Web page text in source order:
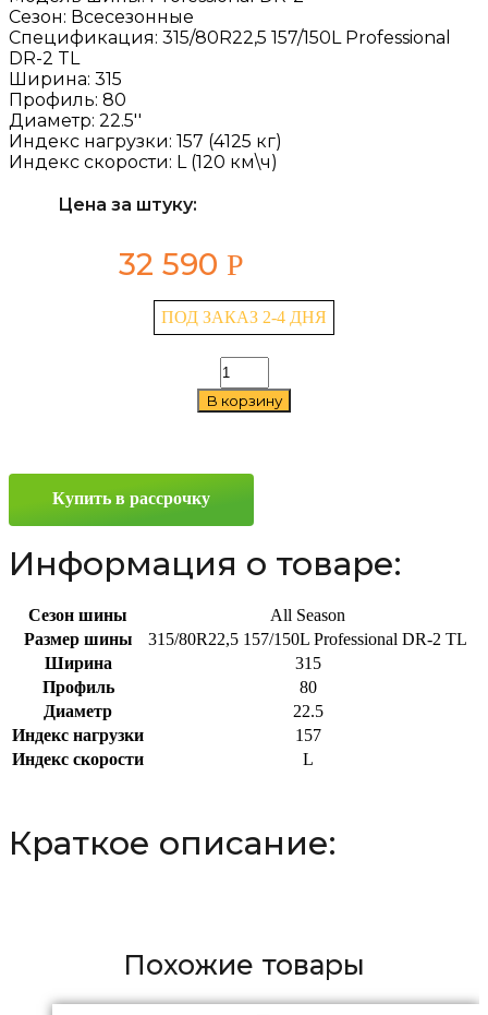
Сезон: Всесезонные
Спецификация: 315/80R22,5 157/150L Professional
DR-2 TL
Ширина: 315
Профиль: 80
Диаметр: 22.5''
Индекс нагрузки: 157 (4125 кг)
Индекс скорости: L (120 км\ч)
Цена за штуку:
32 590 Р
ПОД ЗАКАЗ 2-4 ДНЯ
Количество
товара
Cordiant
315/80
157/150L
В корзину
Купить в рассрочку
Информация о товаре:
Сезон шины
All Season
Размер шины
315/80R22,5 157/150L Professional DR-2 TL
Ширина
315
Профиль
80
Диаметр
22.5
Индекс нагрузки
157
Индекс скорости
L
Краткое описание:
Похожие товары